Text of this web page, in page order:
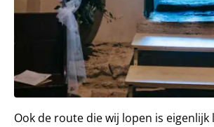
Ook de route die wij lopen is eigenlijk